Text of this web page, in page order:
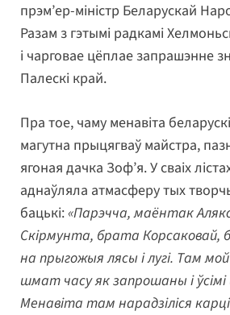
прэм’ер-міністр Беларускай
Разам з гэтымі радкамі
і чарговае цёплае запрашэнне
Палескі край.
Пра тое, чаму менавіта
магутна прыцягваў майстра,
ягоная дачка Зоф’я. У сваіх
аднаўляла атмасферу тых
бацькі:«Парэчча, маёнтак
Скірмунта, брата Корсаковай,
на прыгожыя лясы і лугі. Там
шмат часу як запрошаны і
Менавіта там нарадзіліся